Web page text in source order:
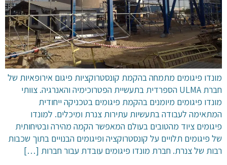
מונדו פיגומים מתמחה בהקמת קונסטרוקציות פיגום אירופאיות של
חברת ULMA הספרדית בתעשיית הפטרוכימיה והאנרגיה. צוותי
מונדו פיגומים מיומנים בהקמת פיגומים בטכניקה ייחודית
המתאימה לעבודה בתעשיות עתירות צנרת ומיכלים. למונדו
פיגומים ציוד מהטובים בעולם המאפשר הקמה מהירה ובטיחותית
של פיגומים תלויים על קונסטרוקציה ופיגומים הבנויים בתוך שכבות
רבות של צנרת. חברת מונדו פיגומים עובדת עבור חברות […]